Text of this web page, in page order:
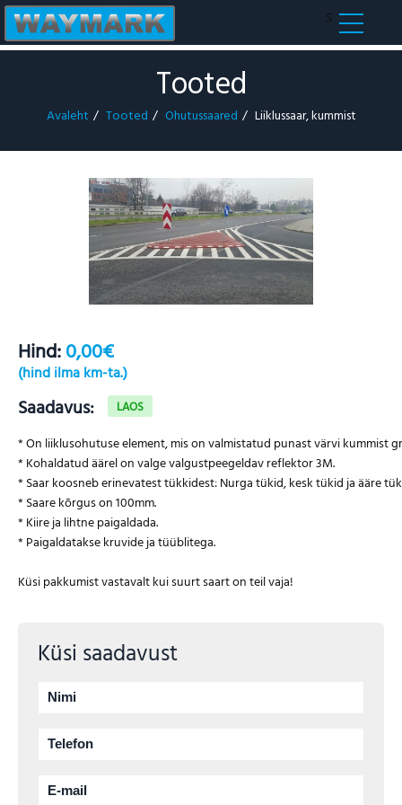
S
Tooted
Avaleht Tooted Ohutussaared Liiklussaar, kummist
Hind:0,00€
(hind ilma km-ta.)
Saadavus: LAOS
* On liiklusohutuse element, mis on valmistatud punast värvi kummist
* Kohaldatud äärel on valge valgustpeegeldav reflektor 3M.
* Saar koosneb erinevatest tükkidest: Nurga tükid, kesk tükid ja ääre
* Saare kõrgus on 100mm.
* Kiire ja lihtne paigaldada.
* Paigaldatakse kruvide ja tüüblitega.
Küsi saadavust